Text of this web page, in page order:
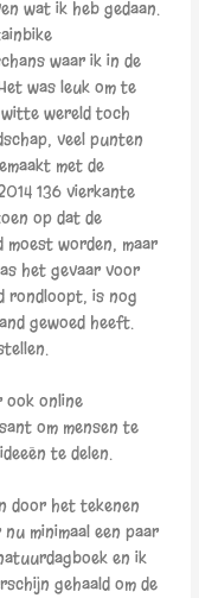
wat ik heb gedaan.
waar ik in de
was leuk om te
wereld toch
veel punten
met de
136 vierkante
op dat de
moest worden, maar
het gevaar voor
rondloopt, is nog
gewoed heeft.
ook online
om mensen te
te delen.
door het tekenen
minimaal een paar
en ik
gehaald om de